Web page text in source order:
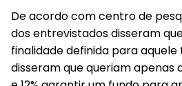
De acordo com centro de
dos entrevistados disseram
finalidade definida para aquele
disseram que queriam apenas